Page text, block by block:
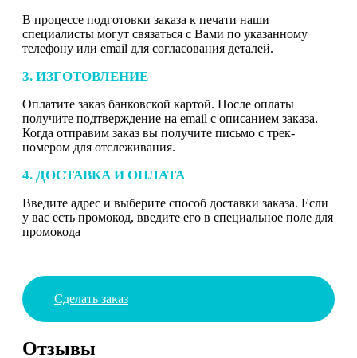
В процессе подготовки заказа к печати наши
специалисты могут связаться с Вами по указанному
телефону или email для согласования деталей.
3. ИЗГОТОВЛЕНИЕ
Оплатите заказ банковской картой. После оплаты
получите подтверждение на email с описанием заказа.
Когда отправим заказ вы получите письмо с трек-
номером для отслеживания.
4. ДОСТАВКА И ОПЛАТА
Введите адрес и выберите способ доставки заказа. Если
у вас есть промокод, введите его в специальное поле для
промокода
Сделать заказ
Отзывы